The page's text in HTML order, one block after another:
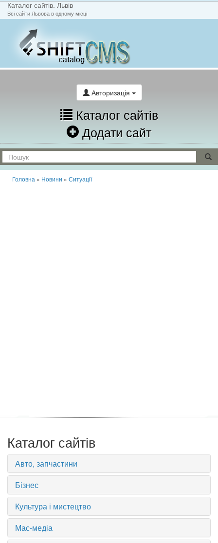
Каталог сайтів. Львів
Всі сайти Львова в одному місці
Авторизація
Каталог сайтів
Додати сайт
Головна » Новини » Ситуації
Каталог сайтів
Авто, запчастини
Бізнес
Культура і мистецтво
Мас-медіа